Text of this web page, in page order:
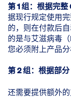
第 1 组：根据完
据现行规定使用
的，则在付款后
的是与艾滋病毒
您必须附上产品分
第 2 组：根据部
还需要提供额外